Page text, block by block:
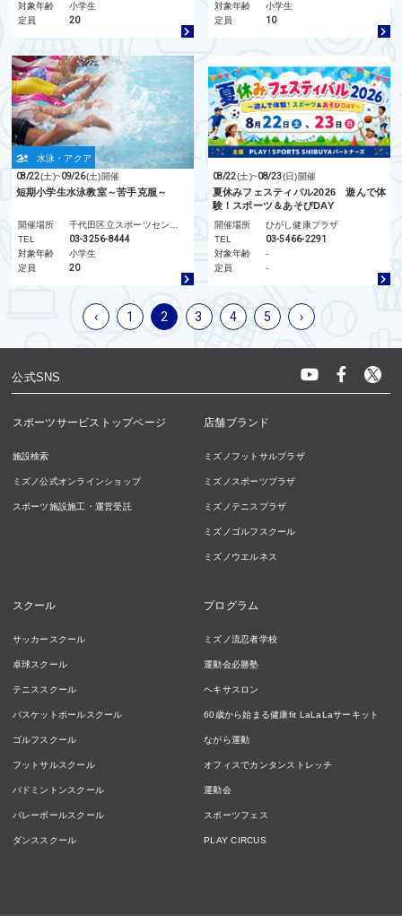
対象年齢
小学生
定員
20
対象年齢
小学生
定員
10
水泳・アクア
08/22(土)~09/26(土)開催
短期小学生水泳教室～苦手克服～
開催場所
千代田区立スポーツセンター
TEL
03-3256-8444
対象年齢
小学生
定員
20
08/22(土)~08/23(日)開催
夏休みフェスティバル2026 遊んで体
験！スポーツ＆あそびDAY
開催場所
ひがし健康プラザ
TEL
03-5466-2291
対象年齢
-
定員
-
‹ 1 2 3 4 5 ›
公式SNS
スポーツサービストップページ
施設検索
ミズノ公式オンラインショップ
スポーツ施設施工・運営受託
店舗ブランド
ミズノフットサルプラザ
ミズノスポーツプラザ
ミズノテニスプラザ
ミズノゴルフスクール
ミズノウエルネス
スクール
サッカースクール
卓球スクール
テニススクール
バスケットボールスクール
ゴルフスクール
フットサルスクール
バドミントンスクール
バレーボールスクール
ダンススクール
プログラム
ミズノ流忍者学校
運動会必勝塾
ヘキサスロン
60歳から始まる健康fit LaLaLaサーキット
ながら運動
オフィスでカンタンストレッチ
運動会
スポーツフェス
PLAY CIRCUS